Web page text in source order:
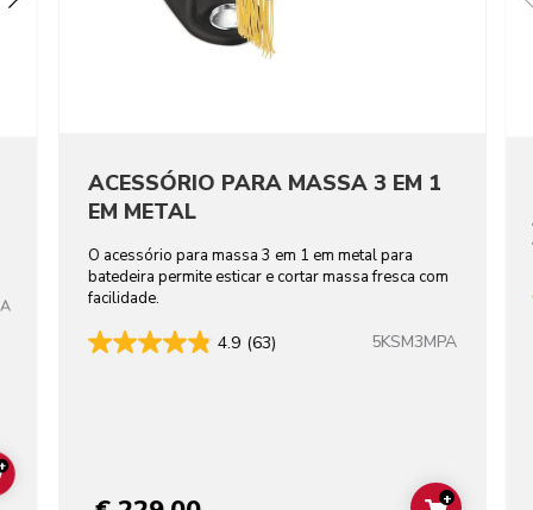
ADD TO CART
ACESSÓRIO PARA MASSA 3 EM 1
EM METAL
O acessório para massa 3 em 1 em metal para
batedeira permite esticar e cortar massa fresca com
facilidade.
4.9 (63) 5KSM3MPA
+